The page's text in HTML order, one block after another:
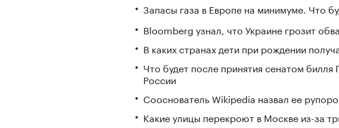
Запасы газа в Европе на минимуме. Что
Bloomberg узнал, что Украине грозит
В каких странах дети при рождении
Что будет после принятия сенатом билля
России
Сооснователь Wikipedia назвал ее
Какие улицы перекроют в Москве из-за